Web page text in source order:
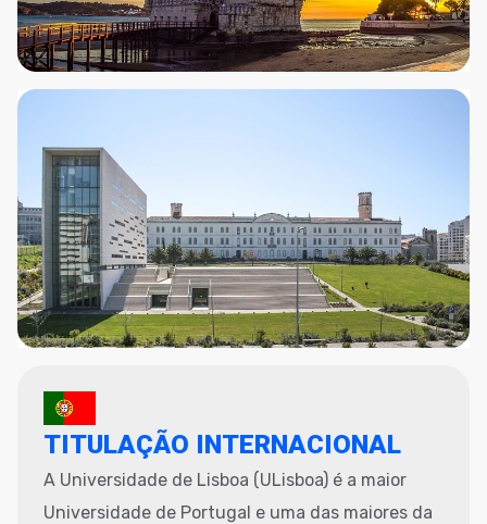
TITULAÇÃO INTERNACIONAL
A Universidade de Lisboa (ULisboa) é a maior
Universidade de Portugal e uma das maiores da